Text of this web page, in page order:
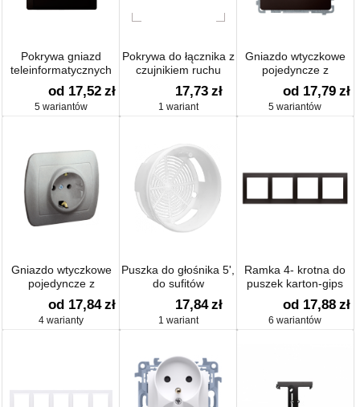
Pokrywa gniazd
teleinformatycznych
na PANDUIT, skośna
podwójna z polem
opisowym
od 17,52 zł
5 wariantów
Pokrywa do łącznika z
czujnikiem ruchu
17,73 zł
1 wariant
Gniazdo wtyczkowe
pojedyncze z
uziemieniem 16A
od 17,79 zł
5 wariantów
Gniazdo wtyczkowe
pojedyncze z
uziemieniem typu
Schuko
od 17,84 zł
4 warianty
Puszka do głośnika 5',
do sufitów
podwieszanych
17,84 zł
1 wariant
Ramka 4- krotna do
puszek karton-gips
od 17,88 zł
6 wariantów